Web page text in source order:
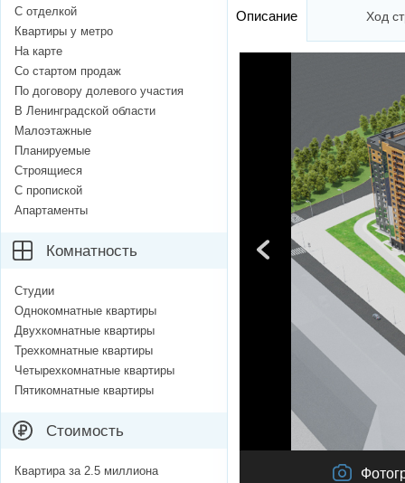
Описание Ход
С отделкой
Квартиры у метро
На карте
Со стартом продаж
По договору долевого участия
В Ленинградской области
Малоэтажные
Планируемые
Строящиеся
С пропиской
Апартаменты
Комнатность
Студии
Однокомнатные квартиры
Двухкомнатные квартиры
Трехкомнатные квартиры
Четырехкомнатные квартиры
Пятикомнатные квартиры
Стоимость
Квартира за 2.5 миллиона